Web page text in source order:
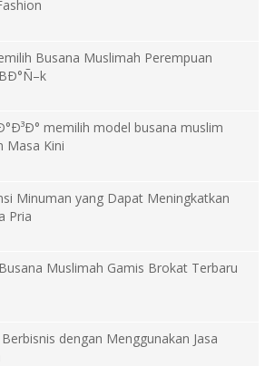
Busana Muslimah Perempuan
memilih model busana muslim
Masa Kini
Minuman yang Dapat Meningkatkan
Pria
Muslimah Gamis Brokat Terbaru
dengan Menggunakan Jasa